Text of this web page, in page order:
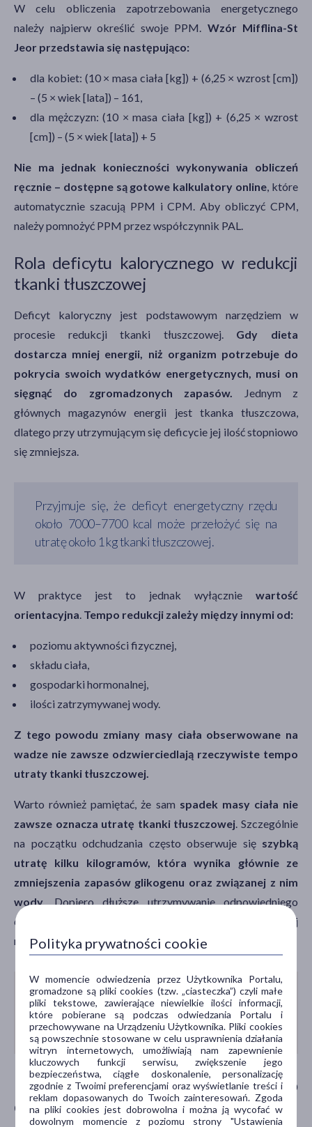
W celu obliczenia zapotrzebowania energetycznego
należy najpierw określić swoje PPM. Wzór Mifflina-St
Jeor przedstawia się następująco:
dla kobiet: (10 × masa ciała [kg]) + (6,25 × wzrost [cm])
– (5 × wiek [lata]) – 161,
dla mężczyzn: (10 × masa ciała [kg]) + (6,25 × wzrost
[cm]) – (5 × wiek [lata]) + 5
Nie ma jednak konieczności wykonywania obliczeń
ręcznie – dostępne są gotowe kalkulatory online, które
automatycznie szacują PPM i CPM. Aby obliczyć CPM,
należy pomnożyć PPM przez współczynnik PAL.
Rola deficytu kalorycznego w redukcji
tkanki tłuszczowej
Deficyt kaloryczny jest podstawowym narzędziem w
procesie redukcji tkanki tłuszczowej. Gdy dieta
dostarcza mniej energii, niż organizm potrzebuje do
pokrycia swoich wydatków energetycznych, musi on
sięgnąć do zgromadzonych zapasów. Jednym z
głównych magazynów energii jest tkanka tłuszczowa,
dlatego przy utrzymującym się deficycie jej ilość stopniowo
się zmniejsza.
Przyjmuje się, że deficyt energetyczny rzędu
około 7000–7700 kcal może przełożyć się na
utratę około 1 kg tkanki tłuszczowej.
W praktyce jest to jednak wyłącznie wartość
orientacyjna. Tempo redukcji zależy między innymi od:
poziomu aktywności fizycznej,
składu ciała,
gospodarki hormonalnej,
ilości zatrzymywanej wody.
Z tego powodu zmiany masy ciała obserwowane na
wadze nie zawsze odzwierciedlają rzeczywiste tempo
utraty tkanki tłuszczowej.
Warto również pamiętać, że sam spadek masy ciała nie
zawsze oznacza utratę tkanki tłuszczowej. Szczególnie
na początku odchudzania często obserwuje się szybką
utratę kilku kilogramów, która wynika głównie ze
zmniejszenia zapasów glikogenu oraz związanej z nim
wody. Dopiero dłuższe utrzymywanie odpowiedniego
deficytu kalorycznego prowadzi do systematycznej
redukcji tkanki tłuszczowej.
Czytaj także:
Odchudzanie bez efektu jojo. Jak uniknąć
wahań wagi po schudnięciu?
Deficyt kaloryczny na redukcji – jak go
dostosować?
Polityka prywatności cookie
W momencie odwiedzenia przez Użytkownika Portalu,
gromadzone są pliki cookies (tzw. „ciasteczka”) czyli małe
pliki tekstowe, zawierające niewielkie ilości informacji,
które pobierane są podczas odwiedzania Portalu i
przechowywane na Urządzeniu Użytkownika. Pliki cookies
są powszechnie stosowane w celu usprawnienia działania
witryn internetowych, umożliwiają nam zapewnienie
kluczowych funkcji serwisu, zwiększenie jego
bezpieczeństwa, ciągłe doskonalenie, personalizację
zgodnie z Twoimi preferencjami oraz wyświetlanie treści i
reklam dopasowanych do Twoich zainteresowań. Zgoda
na pliki cookies jest dobrowolna i można ją wycofać w
dowolnym momencie z poziomu strony "Ustawienia